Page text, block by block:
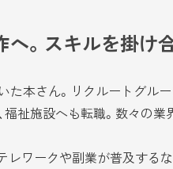
。スキルを掛け
本さん。リクルートグル
祉施設へも転職。数々の
レワークや副業が普及す